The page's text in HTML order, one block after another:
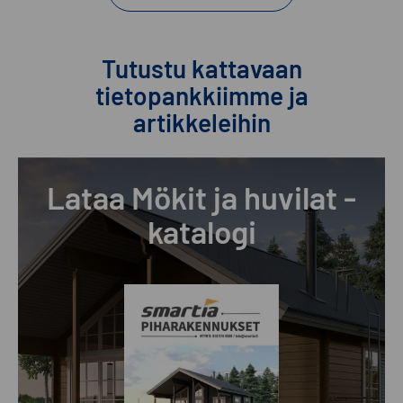
Tutustu kattavaan
tietopankkiimme ja
artikkeleihin
Lataa Mökit ja huvilat -
katalogi